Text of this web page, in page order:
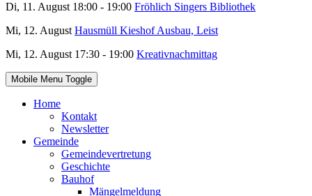
Di, 11. August 18:00 - 19:00 Fröhlich Singers Bibliothek
Mi, 12. August Hausmüll Kieshof Ausbau, Leist
Mi, 12. August 17:30 - 19:00 Kreativnachmittag
Mobile Menu Toggle
Home
Kontakt
Newsletter
Gemeinde
Gemeindevertretung
Geschichte
Bauhof
Mängelmeldung